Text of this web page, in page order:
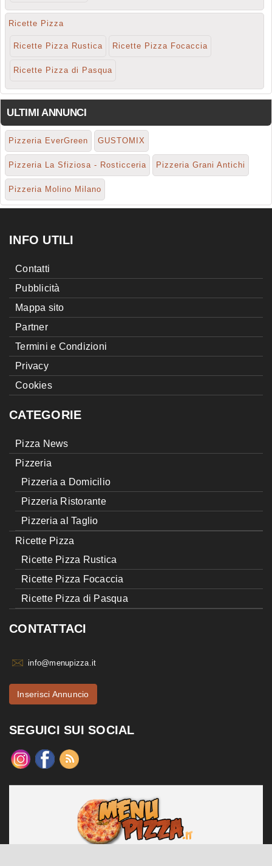
Ricette Pizza
Ricette Pizza Rustica Ricette Pizza Focaccia
Ricette Pizza di Pasqua
ULTIMI ANNUNCI
Pizzeria EverGreen GUSTOMIX
Pizzeria La Sfiziosa - Rosticceria Pizzeria Grani Antichi
Pizzeria Molino Milano
INFO UTILI
Contatti
Pubblicità
Mappa sito
Partner
Termini e Condizioni
Privacy
Cookies
CATEGORIE
Pizza News
Pizzeria
Pizzeria a Domicilio
Pizzeria Ristorante
Pizzeria al Taglio
Ricette Pizza
Ricette Pizza Rustica
Ricette Pizza Focaccia
Ricette Pizza di Pasqua
CONTATTACI
info@menupizza.it
Inserisci Annuncio
SEGUICI SUI SOCIAL